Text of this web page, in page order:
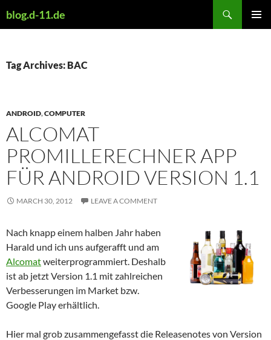
toblog.d-11.de
Tag Archives: BAC
ANDROID,COMPUTER
ALCOMAT
PROMILLERECHNER APP
FÜR ANDROID VERSION 1.1
MARCH 30, 2012 LEAVE A COMMENT
Nach knapp einem halben Jahr haben
Harald und ich uns aufgerafft und am
Alcomatweiterprogrammiert. Deshalb
ist ab jetzt Version 1.1 mit zahlreichen
Verbesserungen im Market bzw.
Google Play erhältlich.
Hier mal grob zusammengefasst die Releasenotes von Version